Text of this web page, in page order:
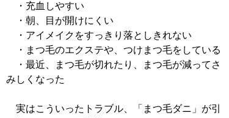
・充血しやすい
・朝、目が開けにくい
・アイメイクをすっきり落としきれない
・まつ毛のエクステや、つけまつ毛をしている
・最近、まつ毛が切れたり、まつ毛が減ってさ
みしくなった
実はこういったトラブル、「まつ毛ダニ」が引